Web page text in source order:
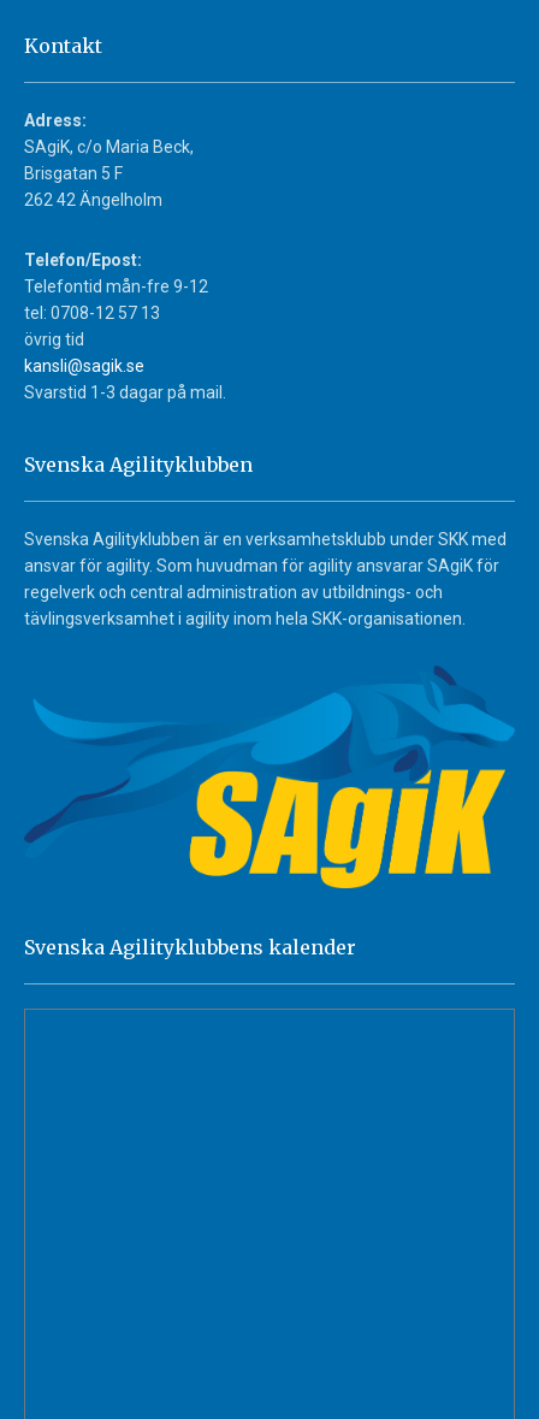
Kontakt
Adress:
SAgiK, c/o Maria Beck,
Brisgatan 5 F
262 42 Ängelholm
Telefon/Epost:
Telefontid mån-fre 9-12
tel: 0708-12 57 13
övrig tid
kansli@sagik.se
Svarstid 1-3 dagar på mail.
Svenska Agilityklubben
Svenska Agilityklubben är en verksamhetsklubb under SKK med
ansvar för agility. Som huvudman för agility ansvarar SAgiK för
regelverk och central administration av utbildnings- och
tävlingsverksamhet i agility inom hela SKK-organisationen.
Svenska Agilityklubbens kalender